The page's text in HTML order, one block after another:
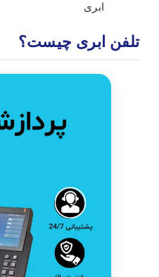
ابری
تلفن ابری چیست؟